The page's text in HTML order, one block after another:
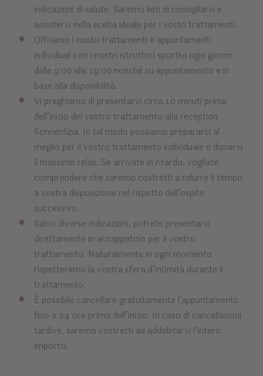
indicazioni di salute. Saremo lieti di consigliarvi e
assistervi nella scelta ideale per i vostri trattamenti.
Offriamo i nostri trattamenti e appuntamenti
individuali con i nostri istruttori sportivi ogni giorno
dalle 9:00 alle 19:00 nonché su appuntamento e in
base alla disponibilità.
Vi preghiamo di presentarvi circa 10 minuti prima
dell’inizio del vostro trattamento alla reception
SonnenSpa. In tal modo possiamo prepararci al
meglio per il vostro trattamento individuale e donarvi
il massimo relax. Se arrivate in ritardo, vogliate
comprendere che saremo costretti a ridurre il tempo
a vostra disposizione nel rispetto dell’ospite
successivo.
Salvo diverse indicazioni, potrete presentarvi
direttamente in accappatoio per il vostro
trattamento. Naturalmente in ogni momento
rispetteremo la vostra sfera d’intimità durante il
trattamento.
È possibile cancellare gratuitamente l’appuntamento
fino a 24 ore prima dell’inizio. In caso di cancellazioni
tardive, saremo costretti ad addebitarvi l’intero
importo.